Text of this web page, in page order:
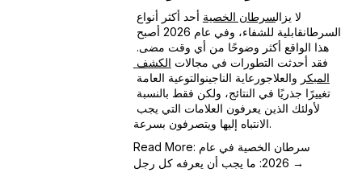
لا يزالسرطان الخصية
السرطان
فقد أحدثت التطورات في مجالات
المبكر والعلاجورعاية الناجين
الانتباه إليها ويتصرفون بسرعة.
Read More: سرطان الخصية في عام
2026: ما يجب أن يعرفه كل رجل →